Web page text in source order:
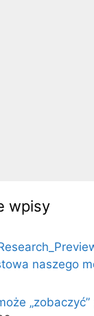
wpisy
naszego
„zobaczyć”